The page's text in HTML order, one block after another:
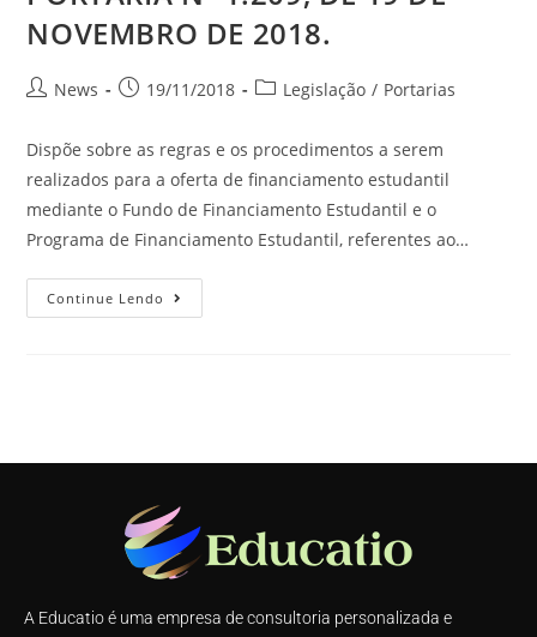
NOVEMBRO DE 2018.
News 19/11/2018 Legislação / Portarias
Dispõe sobre as regras e os procedimentos a serem
realizados para a oferta de financiamento estudantil
mediante o Fundo de Financiamento Estudantil e o
Programa de Financiamento Estudantil, referentes ao…
Continue Lendo
A Educatio é uma empresa de consultoria personalizada e